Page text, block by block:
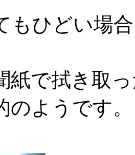
もひどい場
紙で拭き取
のようです。